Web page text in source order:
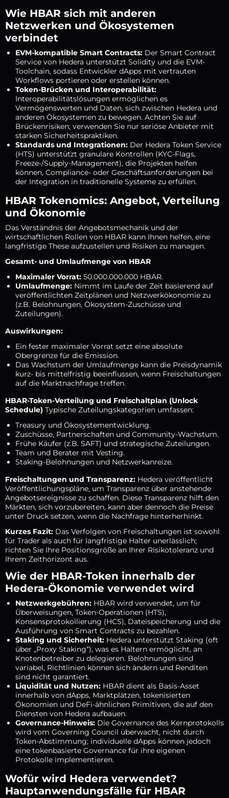
Wie HBAR sich mit anderen
Netzwerken und Ökosystemen
verbindet
EVM-kompatible Smart Contracts: Der Smart Contract
Service von Hedera unterstützt Solidity und die EVM-
Toolchain, sodass Entwickler dApps mit vertrauten
Workflows portieren oder erstellen können.
Token-Brücken und Interoperabilität:
Interoperabilitätslösungen ermöglichen es
Vermögenswerten und Daten, sich zwischen Hedera und
anderen Ökosystemen zu bewegen. Achten Sie auf
Brückenrisiken; verwenden Sie nur seriöse Anbieter mit
starken Sicherheitspraktiken.
Standards und Integrationen: Der Hedera Token Service
(HTS) unterstützt granulare Kontrollen (KYC-Flags,
Freeze-/Supply-Management), die Projekten helfen
können, Compliance- oder Geschäftsanforderungen bei
der Integration in traditionelle Systeme zu erfüllen.
HBAR Tokenomics: Angebot, Verteilung
und Ökonomie
Das Verständnis der Angebotsmechanik und der
wirtschaftlichen Rollen von HBAR kann Ihnen helfen, eine
langfristige These aufzustellen und Risiken zu managen.
Gesamt- und Umlaufmenge von HBAR
Maximaler Vorrat: 50.000.000.000 HBAR.
Umlaufmenge: Nimmt im Laufe der Zeit basierend auf
veröffentlichten Zeitplänen und Netzwerkökonomie zu
(z.B. Belohnungen, Ökosystem-Zuschüsse und
Zuteilungen).
Auswirkungen:
Ein fester maximaler Vorrat setzt eine absolute
Obergrenze für die Emission.
Das Wachstum der Umlaufmenge kann die Preisdynamik
kurz- bis mittelfristig beeinflussen, wenn Freischaltungen
auf die Marktnachfrage treffen.
HBAR-Token-Verteilung und Freischaltplan (Unlock
Schedule) Typische Zuteilungskategorien umfassen:
Treasury und Ökosystementwicklung.
Zuschüsse, Partnerschaften und Community-Wachstum.
Frühe Käufer (z.B. SAFT) und strategische Zuteilungen.
Team und Berater mit Vesting.
Staking-Belohnungen und Netzwerkanreize.
Freischaltungen und Transparenz: Hedera veröffentlicht
Veröffentlichungspläne, um Transparenz über anstehende
Angebotsereignisse zu schaffen. Diese Transparenz hilft den
Märkten, sich vorzubereiten, kann aber dennoch die Preise
unter Druck setzen, wenn die Nachfrage hinterherhinkt.
Kurzes Fazit: Das Verfolgen von Freischaltungen ist sowohl
für Trader als auch für langfristige Halter unerlässlich;
richten Sie Ihre Positionsgröße an Ihrer Risikotoleranz und
Ihrem Zeithorizont aus.
Wie der HBAR-Token innerhalb der
Hedera-Ökonomie verwendet wird
Netzwerkgebühren: HBAR wird verwendet, um für
Überweisungen, Token-Operationen (HTS),
Konsensprotokollierung (HCS), Dateispeicherung und die
Ausführung von Smart Contracts zu bezahlen.
Staking und Sicherheit: Hedera unterstützt Staking (oft
über „Proxy Staking“), was es Haltern ermöglicht, an
Knotenbetreiber zu delegieren. Belohnungen sind
variabel, Richtlinien können sich ändern und Renditen
sind nicht garantiert.
Liquidität und Nutzen: HBAR dient als Basis-Asset
innerhalb von dApps, Marktplätzen, tokenisierten
Ökonomien und DeFi-ähnlichen Primitiven, die auf den
Diensten von Hedera aufbauen.
Governance-Hinweis: Die Governance des Kernprotokolls
wird vom Governing Council überwacht, nicht durch
Token-Abstimmung; individuelle dApps können jedoch
eine tokenbasierte Governance für ihre eigenen
Protokolle implementieren.
Wofür wird Hedera verwendet?
Hauptanwendungsfälle für HBAR